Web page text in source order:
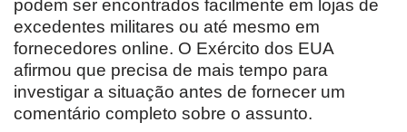
podem ser encontrados facilmente em lojas de
excedentes militares ou até mesmo em
fornecedores online. O Exército dos EUA
afirmou que precisa de mais tempo para
investigar a situação antes de fornecer um
comentário completo sobre o assunto.